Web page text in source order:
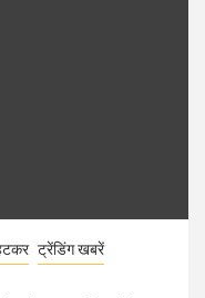
ट्रेंडिंग खबरें